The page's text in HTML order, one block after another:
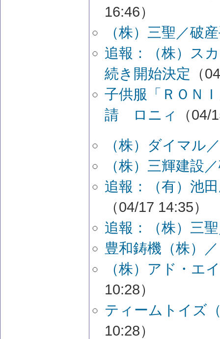
16:46）
（株）三聖／破
追報：（株）ス
続き開始決定 （
子供服「ＲＯＮ
請 ロニィ
（04/
（株）ダイマル
（株）三輝建設
追報：（有）池
（04/17 14:35）
追報：（株）三
豊和鋳機（株）
（株）アド・エ
10:28）
ティームトイズ
10:28）